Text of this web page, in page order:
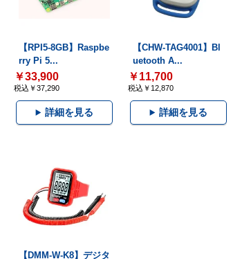
【RPI5-8GB】Raspbe
rry Pi 5...
￥33,900
税込￥37,290
詳細を見る
【CHW-TAG4001】Bl
uetooth A...
￥11,700
税込￥12,870
詳細を見る
【DMM-W-K8】デジタ